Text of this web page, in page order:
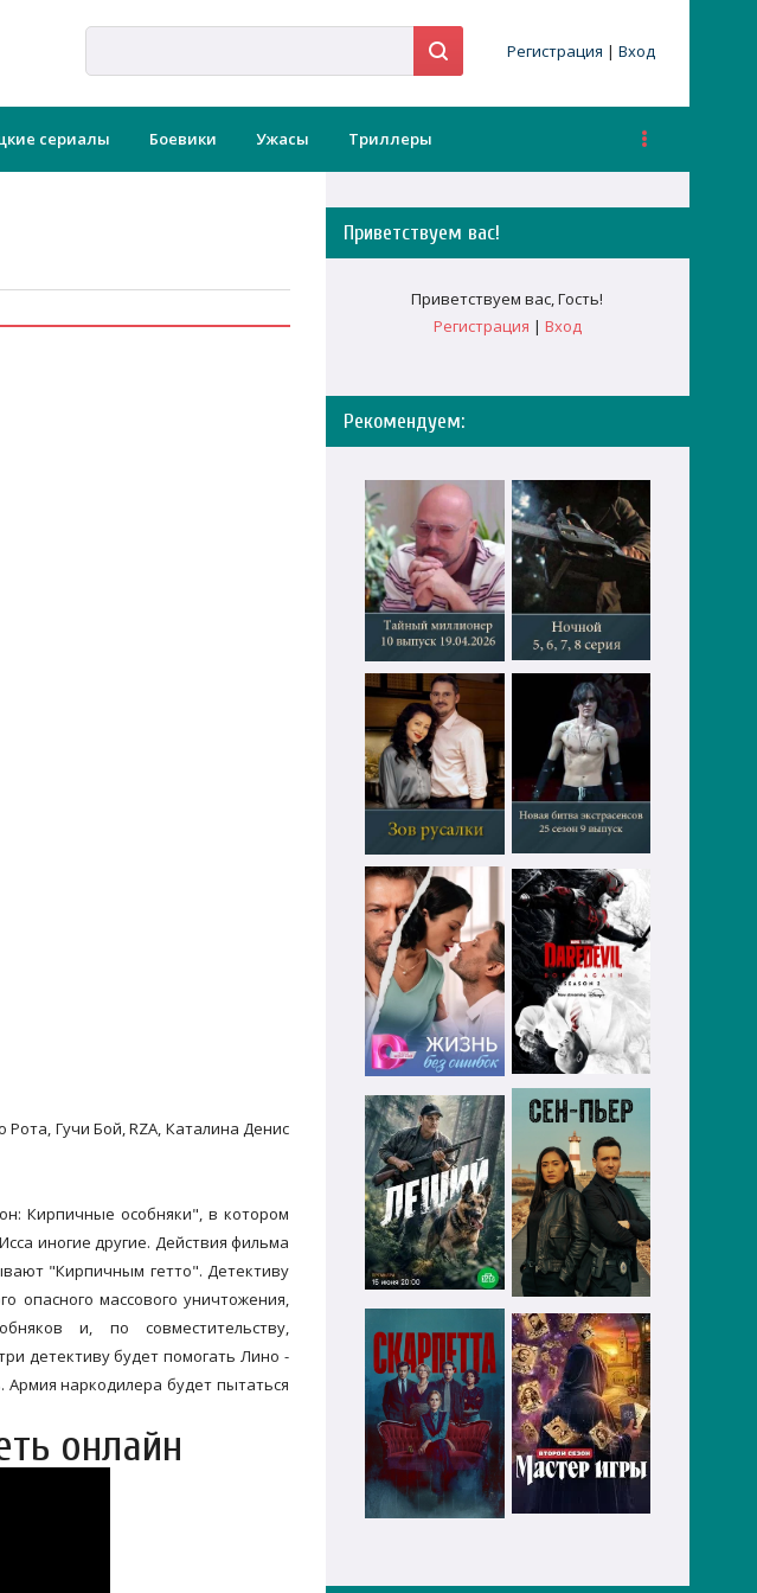
Регистрация | Вход
сериалы Боевики Ужасы Триллеры
Гучи Бой, RZA, Каталина Денис
Кирпичные особняки", в котором
иногие другие. Действия фильма
"Кирпичным гетто". Детективу
опасного массового уничтожения,
и, по совместительству,
детективу будет помогать Лино -
наркодилера будет пытаться
онлайн
Приветствуем вас!
Приветствуем вас,Гость!
Регистрация | Вход
Рекомендуем: